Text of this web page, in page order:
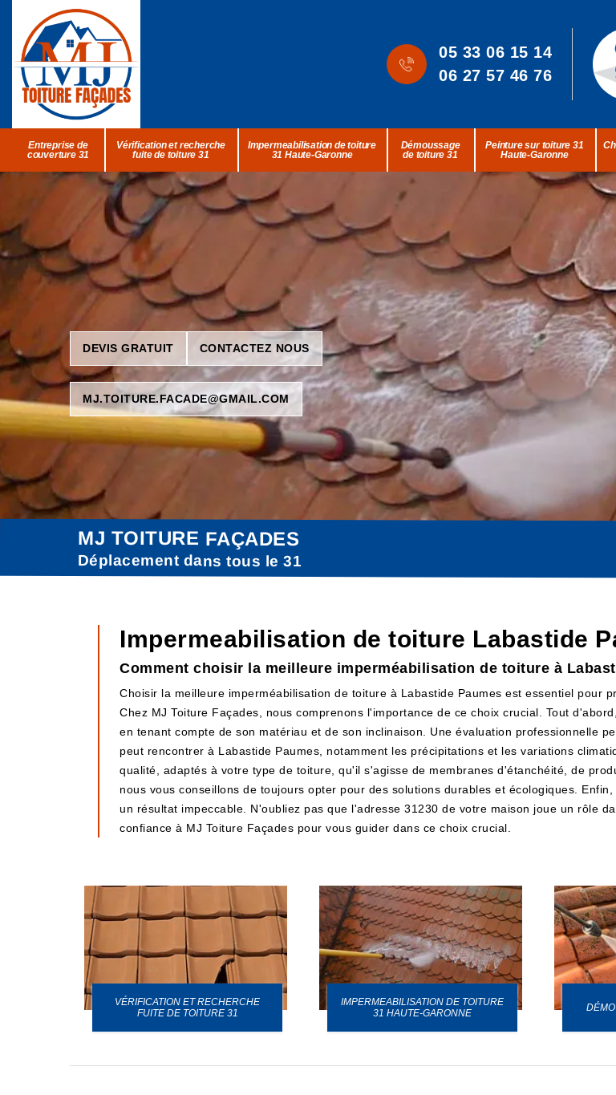
05 33 06 15 14
06 27 57 46 76
Entreprise de
couverture 31
Vérification et recherche
fuite de toiture 31
Impermeabilisation de toiture
31 Haute-Garonne
Démoussage
de toiture 31
Peinture sur toiture 31
Haute-Garonne
DEVIS GRATUIT CONTACTEZ NOUS
MJ.TOITURE.FACADE@GMAIL.COM
MJ TOITURE FAÇADES
Déplacement dans tous le 31
Impermeabilisation de toiture Labastide
Comment choisir la meilleure imperméabilisation de toiture à
Choisir la meilleure imperméabilisation de toiture à Labastide Paumes est essentiel pour
Chez MJ Toiture Façades, nous comprenons l'importance de ce choix crucial. Tout
en tenant compte de son matériau et de son inclinaison. Une évaluation professionnelle
peut rencontrer à Labastide Paumes, notamment les précipitations et les variations
qualité, adaptés à votre type de toiture, qu'il s'agisse de membranes d'étanchéité, de
nous vous conseillons de toujours opter pour des solutions durables et écologiques.
un résultat impeccable. N'oubliez pas que l'adresse 31230 de votre maison joue un rôle
confiance à MJ Toiture Façades pour vous guider dans ce choix crucial.
VÉRIFICATION ET RECHERCHE
FUITE DE TOITURE 31
IMPERMEABILISATION DE TOITURE
31 HAUTE-GARONNE